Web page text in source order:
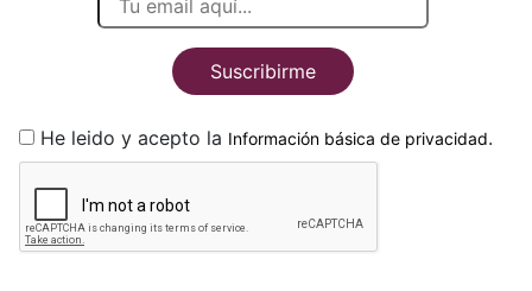
Suscribirme
He leido y acepto la Información básica de privacidad.